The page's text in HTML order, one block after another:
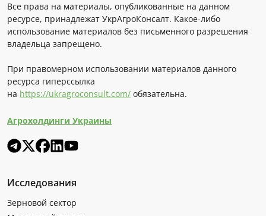
Все права на материалы, опубликованные на данном
ресурсе, принадлежат УкрАгроКонсалт. Какое-либо
использование материалов без письменного разрешения
владельца запрещено.
При правомерном использовании материалов данного
ресурса гиперссылка
на https://ukragroconsult.com/ обязательна.
Агрохолдинги Украины
Исследования
Зерновой сектор